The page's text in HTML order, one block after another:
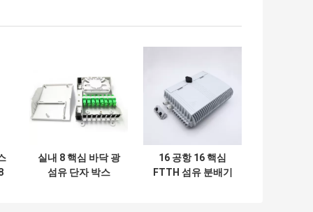
실내 8 핵심 바닥 광
섬유 단자 박스
16 공항 16 핵심
FTTH 섬유 분배기